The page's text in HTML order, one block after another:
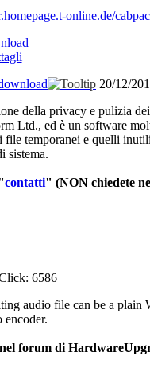
online.de/
20/12/
dellaprivacy e pulizia dei
Ltd., ed è un software
i file temporanei e quelli
sistema.
contatti" (NON chiedete
6586
audio file can be a
encoder.
forum di